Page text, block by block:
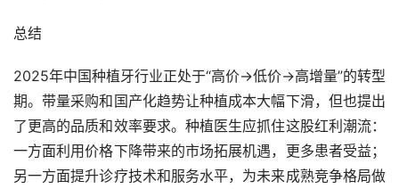
总结
2025年中国种植牙行业正处于“高价→低价→高增量”的转型
期。带量采购和国产化趋势让种植成本大幅下滑，但也提出
了更高的品质和效率要求。种植医生应抓住这股红利潮流：
一方面利用价格下降带来的市场拓展机遇，更多患者受益；
另一方面提升诊疗技术和服务水平，为未来成熟竞争格局做